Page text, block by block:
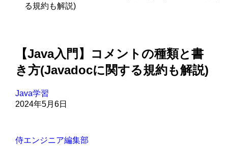
る規約も解説)
【Java入門】コメントの種類と書
き方(Javadocに関する規約も解説)
Java学習
2024年5月6日
侍エンジニア編集部